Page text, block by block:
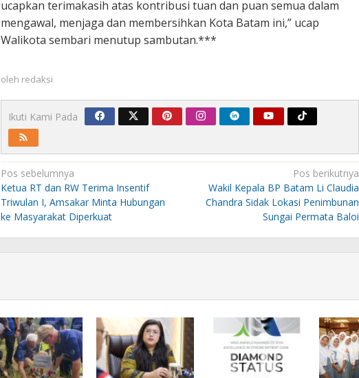
ucapkan terimakasih atas kontribusi tuan dan puan semua dalam
mengawal, menjaga dan membersihkan Kota Batam ini,” ucap
Walikota sembari menutup sambutan.***
oleh redaksi
Ikuti Kami Pada
Navigasi
pos
Pos sebelumnya
Ketua RT dan RW Terima Insentif
Triwulan I, Amsakar Minta Hubungan
ke Masyarakat Diperkuat
Pos berikutnya
Wakil Kepala BP Batam Li Claudia
Chandra Sidak Lokasi Penimbunan
Sungai Permata Baloi